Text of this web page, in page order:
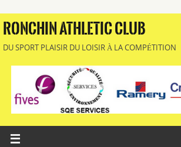
RONCHIN ATHLETIC CLUB
DU SPORT PLAISIR DU LOISIR À LA COMPÉTITION